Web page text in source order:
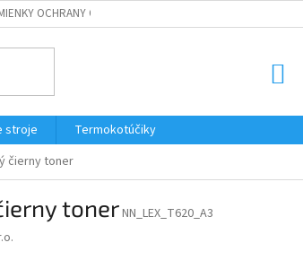
OCHRANY OSOBNÝCH ÚDAJOV
stroje
Termokotúčiky
čierny toner
tonerNN_LEX_T620_A3